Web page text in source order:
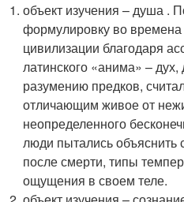
объект изучения – душа .
формулировку во времена
цивилизации благодаря
латинского «анима» –
разумению предков,
отличающим живое от
неопределенного
люди пытались объяснить
после смерти, типы
ощущения в своем теле.